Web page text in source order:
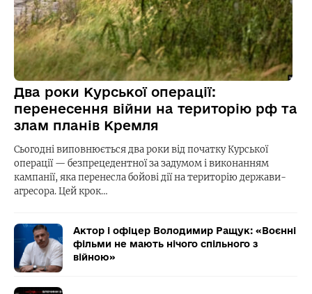
Два роки Курської операції:
перенесення війни на територію рф та
злам планів Кремля
Сьогодні виповнюється два роки від початку Курської
операції — безпрецедентної за задумом і виконанням
кампанії, яка перенесла бойові дії на територію держави-
агресора. Цей крок…
Актор і офіцер Володимир Ращук: «Воєнні
фільми не мають нічого спільного з
війною»